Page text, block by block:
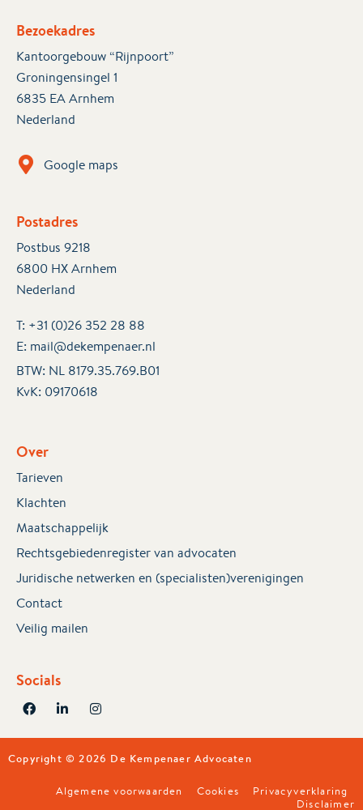
Bezoekadres
Kantoorgebouw “Rijnpoort”
Groningensingel 1
6835 EA Arnhem
Nederland
Google maps
Postadres
Postbus 9218
6800 HX Arnhem
Nederland
T: +31 (0)26 352 28 88
E: mail@dekempenaer.nl
BTW: NL 8179.35.769.B01
KvK: 09170618
Over
Tarieven
Klachten
Maatschappelijk
Rechtsgebiedenregister van advocaten
Juridische netwerken en (specialisten)verenigingen
Contact
Veilig mailen
Socials
Copyright © 2026 De Kempenaer Advocaten
Algemene voorwaarden Cookies
Privacyverklaring
Disclaimer